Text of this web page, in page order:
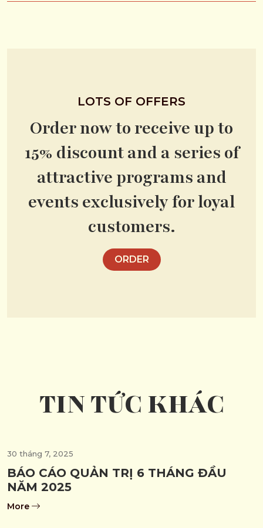
LOTS OF OFFERS
Order now to receive up to
15% discount and a series of
attractive programs and
events exclusively for loyal
customers.
ORDER
TIN TỨC KHÁC
30 tháng 7, 2025
BÁO CÁO QUẢN TRỊ 6 THÁNG ĐẦU
NĂM 2025
More